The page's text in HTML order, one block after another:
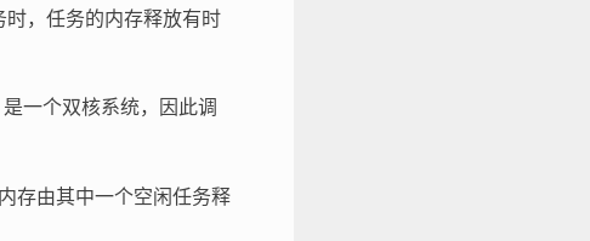
，任务的内存释放有时
一个双核系统，因此调
存由其中一个空闲任务释